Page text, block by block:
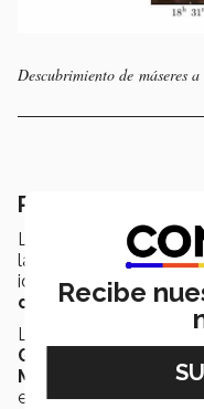
Descubrimiento de máseres
Pioneros del Tec
La Región Serpens
la
formación de
ideal para buscar la
de agua.
La profesora
Gisela N. Ortiz-León
Múnich, Alemania,se
este fenómeno
Recibe